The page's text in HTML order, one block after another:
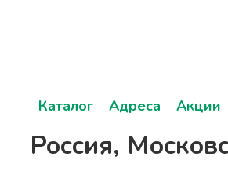
Каталог Адреса Акции
Россия,